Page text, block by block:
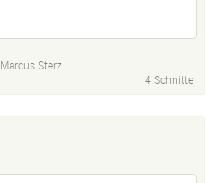
Marcus Sterz
4 Schnitte